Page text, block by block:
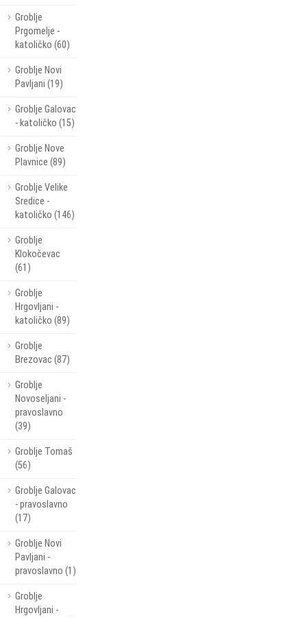
Groblje
Prgomelje -
katoličko (60)
Groblje Novi
Pavljani (19)
Groblje Galovac
- katoličko (15)
Groblje Nove
Plavnice (89)
Groblje Velike
Sredice -
katoličko (146)
Groblje
Klokočevac
(61)
Groblje
Hrgovljani -
katoličko (89)
Groblje
Brezovac (87)
Groblje
Novoseljani -
pravoslavno
(39)
Groblje Tomaš
(56)
Groblje Galovac
- pravoslavno
(17)
Groblje Novi
Pavljani -
pravoslavno (1)
Groblje
Hrgovljani -